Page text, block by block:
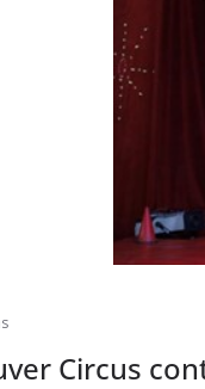
Circus